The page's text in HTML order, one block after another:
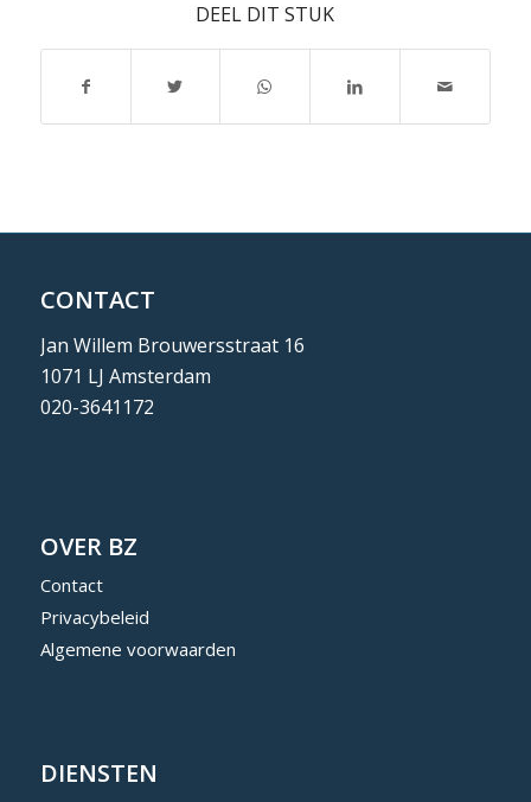
DEEL DIT STUK
CONTACT
Jan Willem Brouwersstraat 16
1071 LJ Amsterdam
020-3641172
OVER BZ
Contact
Privacybeleid
Algemene voorwaarden
DIENSTEN